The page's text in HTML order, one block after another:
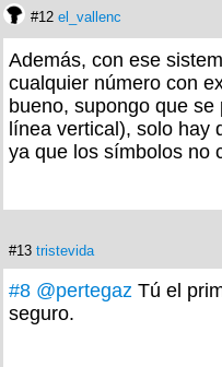
#12 el_vallenc
Además, con ese
cualquier número con
bueno, supongo que
línea vertical), solo hay
ya que los símbolos no
#13 tristevida
#8 @pertegaz Tú el
seguro.